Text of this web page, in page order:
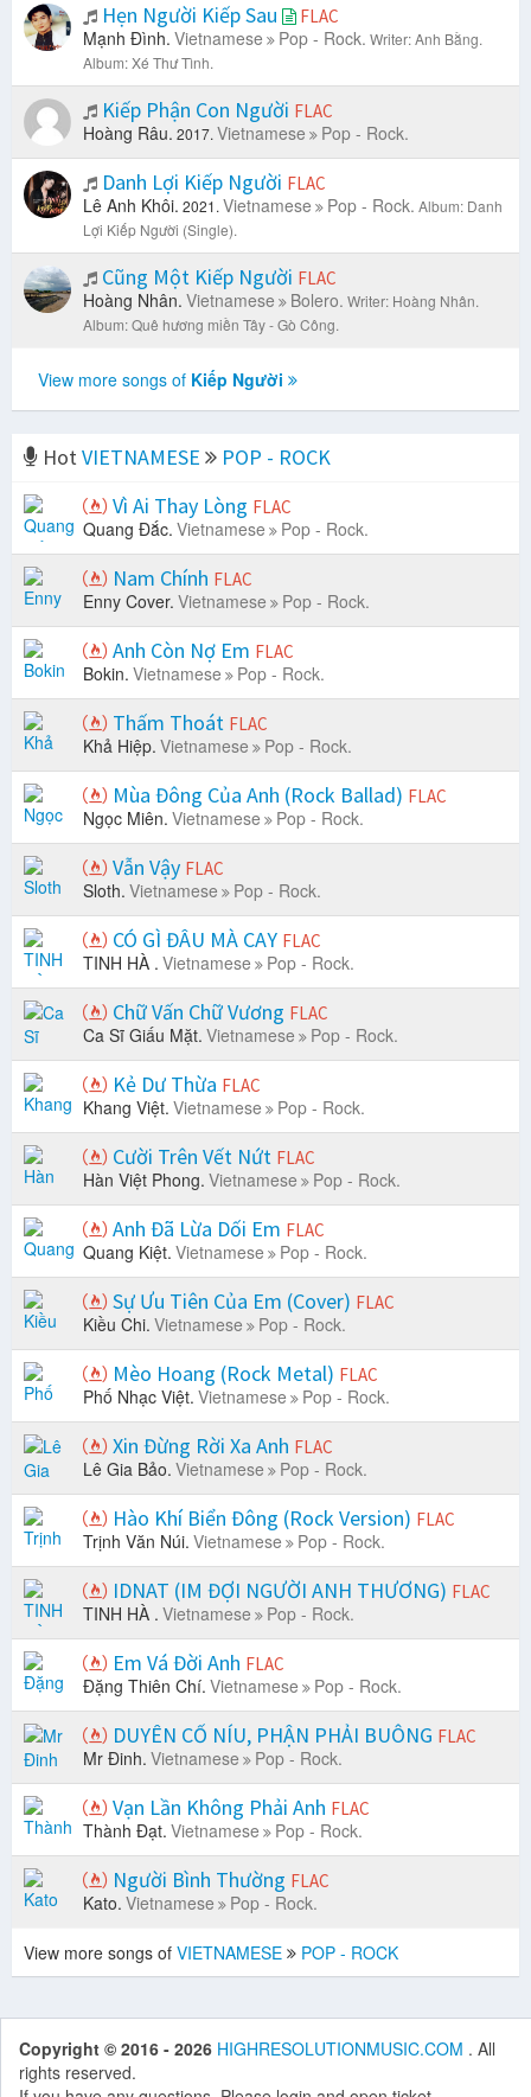
Hẹn Người Kiếp Sau FLAC
Mạnh Đình. Vietnamese Pop - Rock. Writer: Anh Bằng.
Album: Xé Thư Tình.
Kiếp Phận Con Người FLAC
Hoàng Râu. 2017. Vietnamese Pop - Rock.
Danh Lợi Kiếp Người FLAC
Lê Anh Khôi. 2021. Vietnamese Pop - Rock. Album: Danh
Lợi Kiếp Người (Single).
Cũng Một Kiếp Người FLAC
Hoàng Nhân. Vietnamese Bolero. Writer: Hoàng Nhân.
Album: Quê hương miền Tây - Gò Công.
View more songs of Kiếp Người
HotVIETNAMESE
POP - ROCK
Vì Ai Thay Lòng FLAC
Quang Đắc. Vietnamese Pop - Rock.
Nam Chính FLAC
Enny Cover. Vietnamese Pop - Rock.
Anh Còn Nợ Em FLAC
Bokin. Vietnamese Pop - Rock.
Thấm Thoát FLAC
Khả Hiệp. Vietnamese Pop - Rock.
Mùa Đông Của Anh (Rock Ballad) FLAC
Ngọc Miên. Vietnamese Pop - Rock.
Vẫn Vậy FLAC
Sloth. Vietnamese Pop - Rock.
CÓ GÌ ĐÂU MÀ CAY FLAC
TINH HÀ . Vietnamese Pop - Rock.
Chữ Vấn Chữ Vương FLAC
Ca Sĩ Giấu Mặt. Vietnamese Pop - Rock.
Kẻ Dư Thừa FLAC
Khang Việt. Vietnamese Pop - Rock.
Cười Trên Vết Nứt FLAC
Hàn Việt Phong. Vietnamese Pop - Rock.
Anh Đã Lừa Dối Em FLAC
Quang Kiệt. Vietnamese Pop - Rock.
Sự Ưu Tiên Của Em (Cover) FLAC
Kiều Chi. Vietnamese Pop - Rock.
Mèo Hoang (Rock Metal) FLAC
Phố Nhạc Việt. Vietnamese Pop - Rock.
Xin Đừng Rời Xa Anh FLAC
Lê Gia Bảo. Vietnamese Pop - Rock.
Hào Khí Biển Đông (Rock Version) FLAC
Trịnh Văn Núi. Vietnamese Pop - Rock.
IDNAT (IM ĐỢI NGƯỜI ANH THƯƠNG) FLAC
TINH HÀ . Vietnamese Pop - Rock.
Em Vá Đời Anh FLAC
Đặng Thiên Chí. Vietnamese Pop - Rock.
DUYÊN CỐ NÍU, PHẬN PHẢI BUÔNG FLAC
Mr Đinh. Vietnamese Pop - Rock.
Vạn Lần Không Phải Anh FLAC
Thành Đạt. Vietnamese Pop - Rock.
Người Bình Thường FLAC
Kato. Vietnamese Pop - Rock.
View more songs of VIETNAMESE POP - ROCK
Copyright © 2016 - 2026 HIGHRESOLUTIONMUSIC.COM . All
rights reserved.